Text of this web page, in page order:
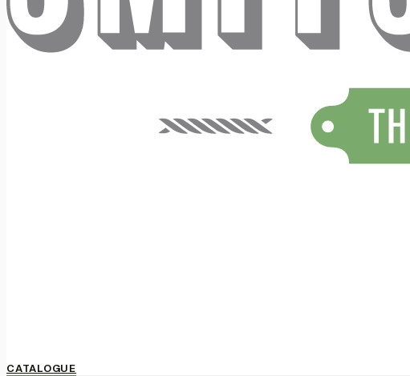
CATALOGUE